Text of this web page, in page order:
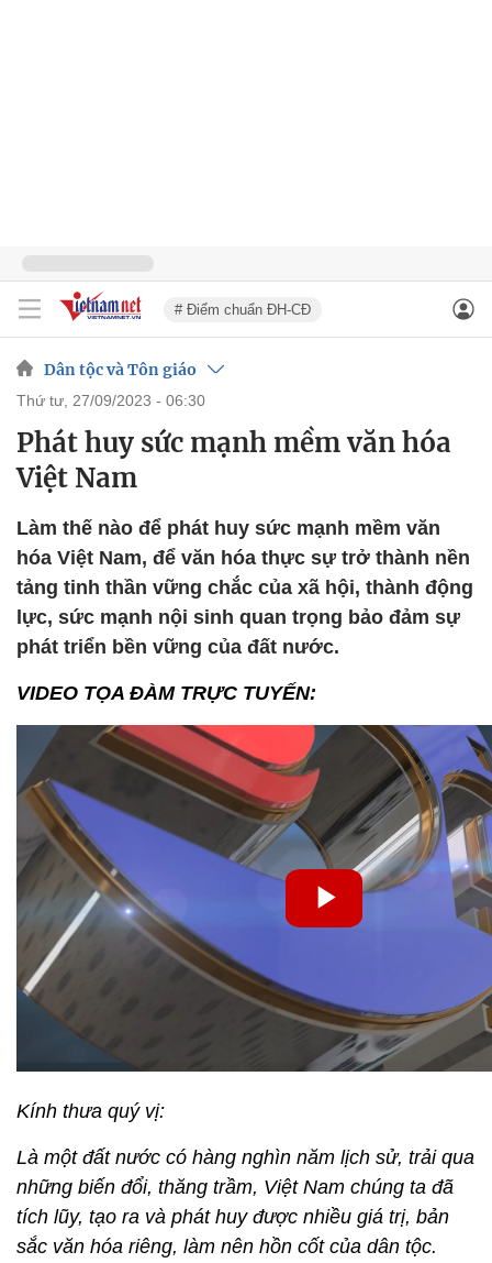
# Điểm chuẩn ĐH-CĐ
Dân tộc và Tôn giáo
thứ tư, 27/09/2023 - 06:30
Phát huy sức mạnh mềm văn hóa
Việt Nam
Làm thế nào để phát huy sức mạnh mềm văn
hóa Việt Nam, để văn hóa thực sự trở thành nền
tảng tinh thần vững chắc của xã hội, thành động
lực, sức mạnh nội sinh quan trọng bảo đảm sự
phát triển bền vững của đất nước.
VIDEO TỌA ĐÀM TRỰC TUYẾN:
Kính thưa quý vị:
Là một đất nước có hàng nghìn năm lịch sử, trải qua
những biến đổi, thăng trầm, Việt Nam chúng ta đã
tích lũy, tạo ra và phát huy được nhiều giá trị, bản
sắc văn hóa riêng, làm nên hồn cốt của dân tộc.